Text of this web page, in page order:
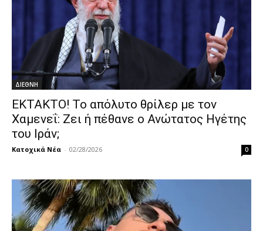
ΔΙΕΘΝΗ
ΕΚΤΑΚΤΟ! Το απόλυτο θρίλερ με τον
Χαμενεΐ: Ζει ή πέθανε ο Ανώτατος Ηγέτης
του Ιράν;
Κατοχικά Νέα - 02/28/2026 0